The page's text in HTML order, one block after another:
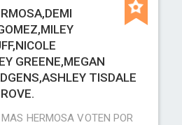
GREENE,MEGAN
TISDALE
HERMOSA VOTEN POR